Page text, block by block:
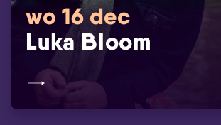
wo 16 dec
Luka Bloom